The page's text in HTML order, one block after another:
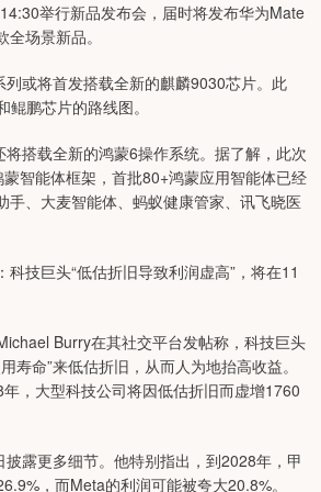
举行新品发布会，届时将发布华为Mate
场景新品。
或将首发搭载全新的麒麟9030芯片。此
鹏芯片的路线图。
搭载全新的鸿蒙6操作系统。据了解，此次
智能体框架，首批80+鸿蒙应用智能体已经
手、大麦智能体、蚂蚁健康管家、讯飞晓医
科技巨头“低估折旧导致利润虚高”，将在11
Burry在其社交平台发帖称，科技巨头
寿命”来低估折旧，从而人为地抬高收益。
，大型科技公司将因低估折旧而虚增1760
露更多细节。他特别指出，到2028年，甲
，而Meta的利润可能被夸大20.8%。